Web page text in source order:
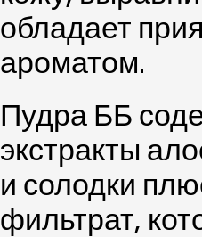
обладает
ароматом.
Пудра ББ
экстракты
и солодки
фильтрат,